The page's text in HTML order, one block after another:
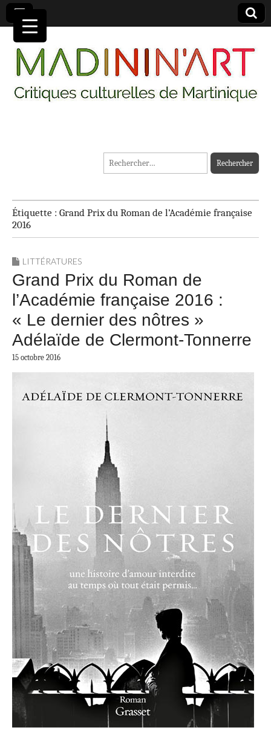
MADININ'ART
Rechercher :
Étiquette : Grand Prix du Roman de l’Académie française
2016
LITTÉRATURES
Grand Prix du Roman de
l’Académie française 2016 :
« Le dernier des nôtres »
Adélaïde de Clermont-Tonnerre
15 octobre 2016